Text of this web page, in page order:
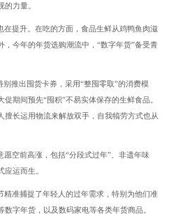
力量。
在提升。在吃的方面，食品生鲜从鸡鸭鱼肉滋
今年的年货选购潮流中，“数字年货”备受青
推出囤货卡券，采用“整囤零取”的消费模
期间预先“囤积”不易实体保存的生鲜食品。
擅长运用物流来解放双手，自我犒劳方式也从
空前高涨，包括“分段式过年”、非遗年味
运而生。
精准捕捉了年轻人的过年需求，特别为他们准
字年货，以及数码家电等各类年货商品。